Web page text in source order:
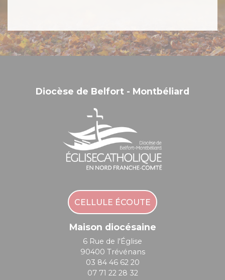
Diocèse de Belfort - Montbéliard
CELLULE ÉCOUTE
Maison diocésaine
6 Rue de l'Église
90400 Trévénans
03 84 46 62 20
07 71 22 28 32